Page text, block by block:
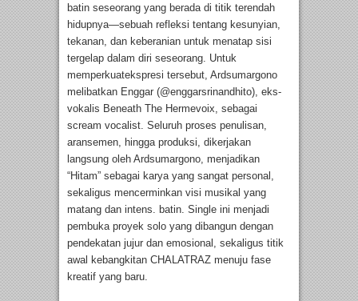
batin seseorang yang berada di titik terendah
hidupnya—sebuah refleksi tentang kesunyian,
tekanan, dan keberanian untuk menatap sisi
tergelap dalam diri seseorang. Untuk
memperkuatekspresi tersebut, Ardsumargono
melibatkan Enggar (@enggarsrinandhito), eks-
vokalis Beneath The Hermevoix, sebagai
scream vocalist. Seluruh proses penulisan,
aransemen, hingga produksi, dikerjakan
langsung oleh Ardsumargono, menjadikan
“Hitam” sebagai karya yang sangat personal,
sekaligus mencerminkan visi musikal yang
matang dan intens. batin. Single ini menjadi
pembuka proyek solo yang dibangun dengan
pendekatan jujur ​​dan emosional, sekaligus titik
awal kebangkitan CHALATRAZ menuju fase
kreatif yang baru.